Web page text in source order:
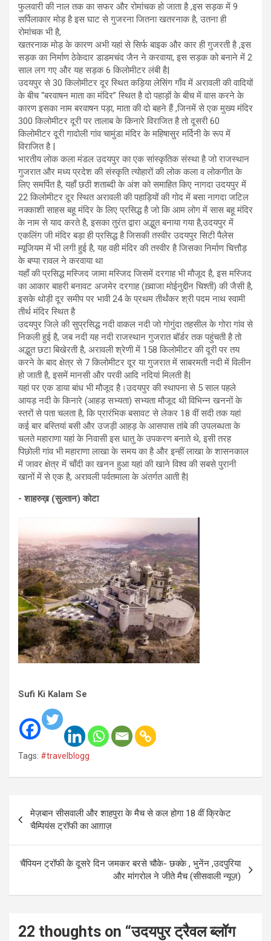
फुलवारी की नाल तक का सफर और रोमांचक हो जाता है ,इस सड़क में 9
सर्पिलाकार मोड़ है इस घाट से गुजरना जितना खतरनाक है, उतना ही
रोमांचक भी है,
खतरनाक मोड़ के कारण अभी यहां से सिर्फ बाइक और कार ही गुजरती है ,इस
सड़क का निर्माण ठेकेदार डाडमचंद जैन ने करवाया, इस सड़क को बनाने में 2
साल लग गए और यह सड़क 6 किलोमीटर लंबी है|
उदयपुर से 30 किलोमीटर दूर स्थित कड़िया लेसिंग गाँव में अरावली की वादियों
के बीच “बरवाषन माता का मंदिर” स्थित है दो पहाड़ों के बीच में वास करने के
कारण इसका नाम बरवाषन पड़ा, माता की दो बहने हैं ,जिनमें से एक मुख्य मंदिर
300 किलोमीटर दूरी पर तालाब के किनारे विराजित है तो दूसरी 60
किलोमीटर दूरी गादोली गांव चामुंडा मंदिर के महिषासुर मर्दिनी के रूप में
विराजित है |
भारतीय लोक कला मंडल उदयपुर का एक सांस्कृतिक संस्था है जो राजस्थान
गुजरात और मध्य प्रदेश की संस्कृति त्योहारों की लोक कला व लोकगीत के
लिए समर्पित है, यहाँ छठी शताब्दी के अंश को समाहित किए नागदा उदयपुर में
22 किलोमीटर दूर स्थित अरावली की पहाड़ियों की गोद में बसा नागदा जटिल
नक्काशी साहस बहू मंदिर के लिए प्रसिद्ध है जो कि आम लोग में सास बहू मंदिर
के नाम से याद करते है, इसका तुरंत द्वारा अद्भुत बनाया गया है,उदयपुर में
एकलिंग जी मंदिर बड़ा ही प्रसिद्ध है जिसकी तस्वीर उदयपुर सिटी पैलेस
म्यूजियम में भी लगी हुई है, यह वही मंदिर की तस्वीर है जिसका निर्माण चित्तौड़
के बप्पा रावल ने करवाया था
यहाँ की प्रसिद्ध मस्जिद जामा मस्जिद जिसमें दरगाह भी मौजूद है, इस मस्जिद
का आकार बाहरी बनावट अजमेर दरगाह (ख़्वाजा मोईनुद्दीन चिश्ती) की जैसी है,
इसके थोड़ी दूर समीप पर भावी 24 के प्रथम तीर्थंकर श्री पदम नाथ स्वामी
तीर्थ मंदिर स्थित है
उदयपुर जिले की सुप्रसिद्ध नदी वाकल नदी जो गोगुंदा तहसील के गोरा गांव से
निकली हुई है, जब नदी यह नदी राजस्थान गुजरात बॉर्डर तक पहुंचती है तो
अद्भुत छटा बिखेरती है, अरावली श्रेणी में 158 किलोमीटर की दूरी पर तय
करने के बाद क्षेत्र से 7 किलोमीटर दूर या गुजरात में साबरमती नदी में विलीन
हो जाती है, इसमें मानसी और परवी आदि नदियां मिलती है|
यहां पर एक डाया बांध भी मौजूद है।उदयपुर की स्थापना से 5 साल पहले
आयड़ नदी के किनारे (आहड़ सभ्यता) सभ्यता मौजूद थी विभिन्न खननों के
स्तरों से पता चलता है, कि प्रारंभिक बसावट से लेकर 18 वीं सदी तक यहां
कई बार बस्तियां बसी और उजड़ी आहड़ के आसपास तांबे की उपलब्धता के
चलते महाराणा यहां के निवासी इस धातु के उपकरण बनाते थे, इसी तरह
पिछोली गांव भी महाराणा लाखा के समय का है और इन्हीं लाखा के शासनकाल
में जावर क्षेत्र में चाँदी का खनन हुआ यहां की खाने विश्व की सबसे पुरानी
खानों में से एक है, अरावली पर्वतमाला के अंतर्गत आती है|
- शाहरुख़ (सुल्तान) कोटा
Sufi Ki Kalam Se
Tags: #travelblogg
Post
navigation
मेज़बान सीसवाली और शाहपुरा के मैच से कल होगा 18 वीं क्रिकेट
चैम्पियंस ट्रॉफी का आग़ाज़
चैंपियन ट्रॉफी के दूसरे दिन जमकर बरसे चौके- छक्के , भुनेंन ,उदपुरिया
और मांगरोल ने जीते मैच (सीसवाली न्यूज़)
22 thoughts on “उदयपुर ट्रैवल ब्लॉग